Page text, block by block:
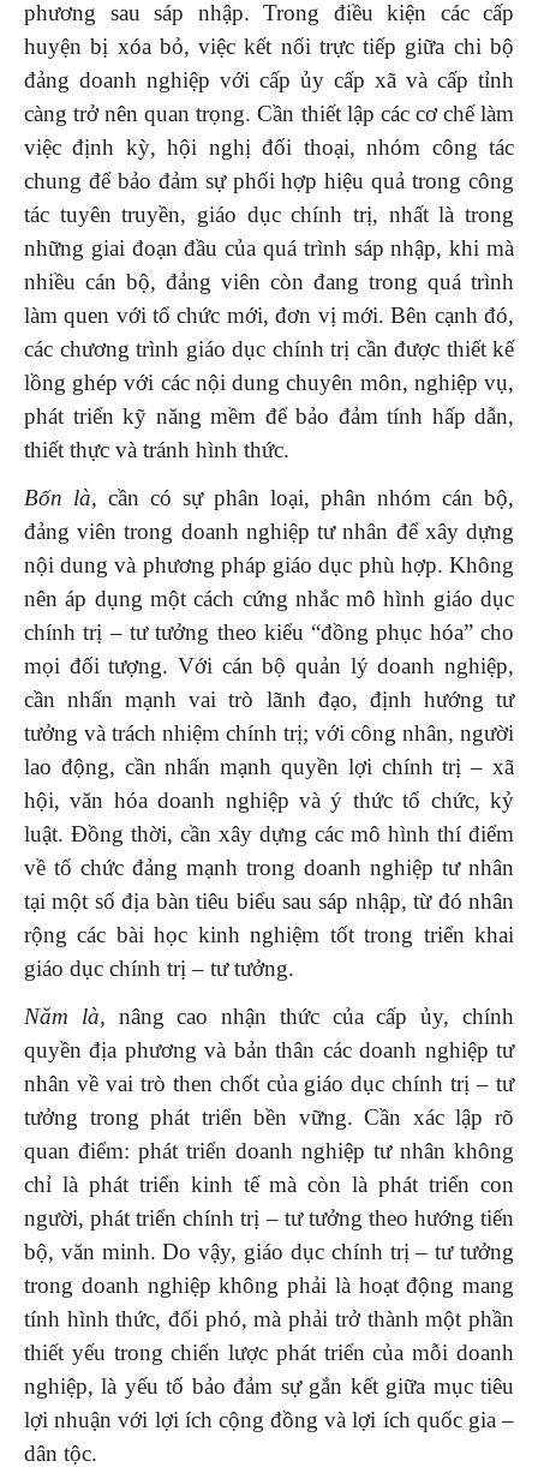
phương sau sáp nhập. Trong điều kiện các cấp
huyện bị xóa bỏ, việc kết nối trực tiếp giữa chi bộ
đảng doanh nghiệp với cấp ủy cấp xã và cấp tỉnh
càng trở nên quan trọng. Cần thiết lập các cơ chế làm
việc định kỳ, hội nghị đối thoại, nhóm công tác
chung để bảo đảm sự phối hợp hiệu quả trong công
tác tuyên truyền, giáo dục chính trị, nhất là trong
những giai đoạn đầu của quá trình sáp nhập, khi mà
nhiều cán bộ, đảng viên còn đang trong quá trình
làm quen với tổ chức mới, đơn vị mới. Bên cạnh đó,
các chương trình giáo dục chính trị cần được thiết kế
lồng ghép với các nội dung chuyên môn, nghiệp vụ,
phát triển kỹ năng mềm để bảo đảm tính hấp dẫn,
thiết thực và tránh hình thức.
Bốn là, cần có sự phân loại, phân nhóm cán bộ,
đảng viên trong doanh nghiệp tư nhân để xây dựng
nội dung và phương pháp giáo dục phù hợp. Không
nên áp dụng một cách cứng nhắc mô hình giáo dục
chính trị – tư tưởng theo kiểu “đồng phục hóa” cho
mọi đối tượng. Với cán bộ quản lý doanh nghiệp,
cần nhấn mạnh vai trò lãnh đạo, định hướng tư
tưởng và trách nhiệm chính trị; với công nhân, người
lao động, cần nhấn mạnh quyền lợi chính trị – xã
hội, văn hóa doanh nghiệp và ý thức tổ chức, kỷ
luật. Đồng thời, cần xây dựng các mô hình thí điểm
về tổ chức đảng mạnh trong doanh nghiệp tư nhân
tại một số địa bàn tiêu biểu sau sáp nhập, từ đó nhân
rộng các bài học kinh nghiệm tốt trong triển khai
giáo dục chính trị – tư tưởng.
Năm là, nâng cao nhận thức của cấp ủy, chính
quyền địa phương và bản thân các doanh nghiệp tư
nhân về vai trò then chốt của giáo dục chính trị – tư
tưởng trong phát triển bền vững. Cần xác lập rõ
quan điểm: phát triển doanh nghiệp tư nhân không
chỉ là phát triển kinh tế mà còn là phát triển con
người, phát triển chính trị – tư tưởng theo hướng tiến
bộ, văn minh. Do vậy, giáo dục chính trị – tư tưởng
trong doanh nghiệp không phải là hoạt động mang
tính hình thức, đối phó, mà phải trở thành một phần
thiết yếu trong chiến lược phát triển của mỗi doanh
nghiệp, là yếu tố bảo đảm sự gắn kết giữa mục tiêu
lợi nhuận với lợi ích cộng đồng và lợi ích quốc gia –
dân tộc.